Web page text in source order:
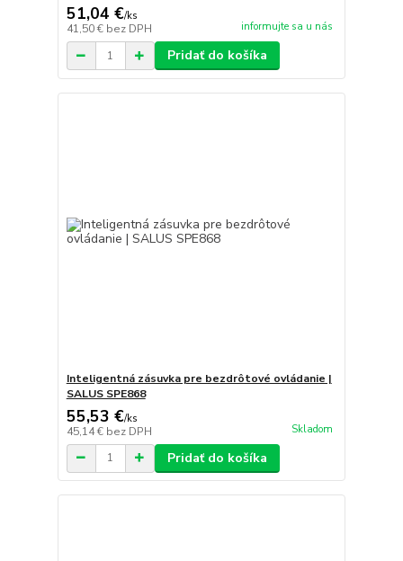
51,04 €/ks
41,50 € bez DPH informujte sa u nás
Pridať do košíka
Inteligentná zásuvka pre bezdrôtové ovládanie |
SALUS SPE868
55,53 €/ks
45,14 € bez DPH Skladom
Pridať do košíka